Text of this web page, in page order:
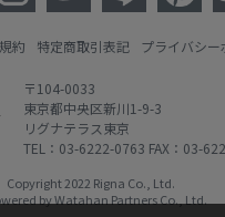
約 特定商取引表記 プライバシー
〒104-0033
東京都中央区新川1-9-3
リグナテラス東京
TEL：03-6222-0763 FAX：03-
Copyright 2022 Rigna Co., Ltd.
by Watahan Partners Co., Ltd.